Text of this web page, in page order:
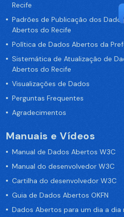
Recife
Padrões de Publicação dos
Abertos do Recife
Política de Dados Abertos da
Sistemática de Atualização de
Abertos do Recife
Visualizações de Dados
Perguntas Frequentes
Agradecimentos
Manuais e Vídeos
Manual de Dados Abertos W3C
Manual do desenvolvedor W3C
Cartilha do desenvolvedor W3C
Guia de Dados Abertos OKFN
Dados Abertos para um dia a dia